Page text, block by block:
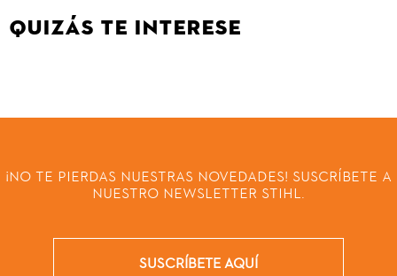
QUIZÁS TE INTERESE
¡NO TE PIERDAS NUESTRAS NOVEDADES! SUSCRÍBETE A
NUESTRO NEWSLETTER STIHL.
SUSCRÍBETE AQUÍ